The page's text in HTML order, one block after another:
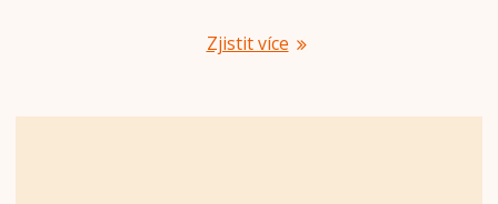
Zjistit více